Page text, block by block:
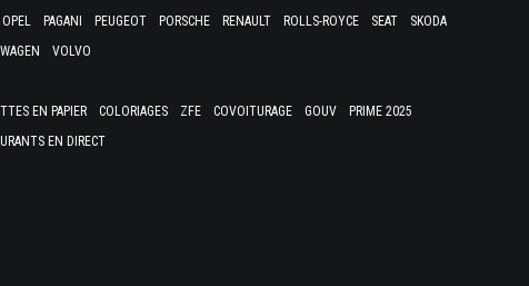
OPEL PAGANI PEUGEOT PORSCHE RENAULT ROLLS-ROYCE SEAT
SKODA
VOLVO
EN PAPIER COLORIAGES ZFE COVOITURAGE GOUV
PRIME 2025
EN DIRECT